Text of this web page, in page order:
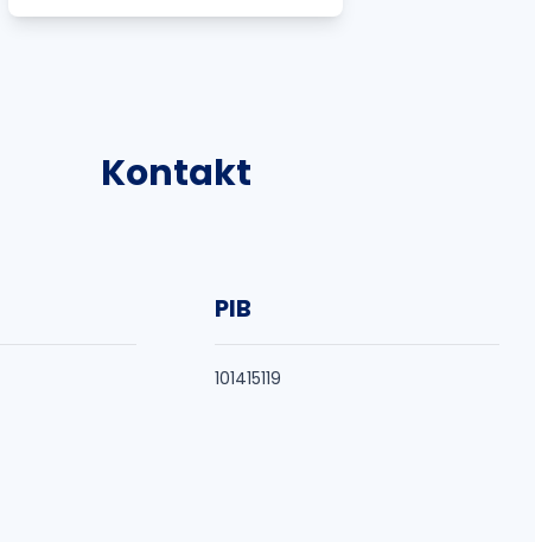
Kontakt
PIB
101415119